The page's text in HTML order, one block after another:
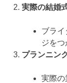
実際の結婚
ブラ
ジをつ
プランニン
実際の